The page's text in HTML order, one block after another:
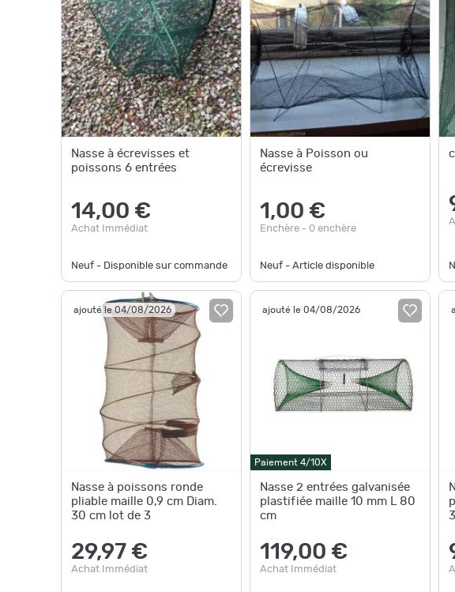
Nasse à écrevisses et
poissons 6 entrées
14,00 €
Achat Immédiat
Neuf - Disponible sur commande
Nasse à Poisson ou
écrevisse
1,00 €
Enchère - 0 enchère
Neuf - Article disponible
ajouté le 04/08/2026
Nasse à poissons ronde
pliable maille 0,9 cm Diam.
30 cm lot de 3
29,97 €
Achat Immédiat
ajouté le 04/08/2026
Paiement 4/10X
Nasse 2 entrées galvanisée
plastifiée maille 10 mm L 80
cm
119,00 €
Achat Immédiat